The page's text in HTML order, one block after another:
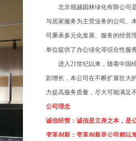
北京领越园林绿化有限公司是
与居家服务为主营业务的公司。
司秉承多元化发展、服务的经营
单位提供了办公绿化等综合性服
进入21世纪以来，随着中国经
剧增长，本公司在不断扩展壮大
力提高服务质量，尽大可能满足
公司理念
诚信经营：诚信是立身之本，是
变革创新：变革创新是公司赖以